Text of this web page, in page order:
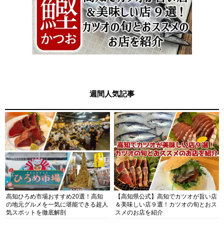
週間人気記事
高知ひろめ市場おすすめ20選！高知
の地元グルメを一気に堪能できる超人
気スポットを徹底解剖
【高知県公式】高知でカツオが旨い店
＆美味しい店９選！カツオの旬とおス
スメのお店を紹介